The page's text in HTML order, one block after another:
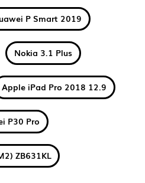
P Smart 2019
Nokia 3.1 Plus
Apple iPad Pro 2018 12.9
P30 Pro
ZB631KL